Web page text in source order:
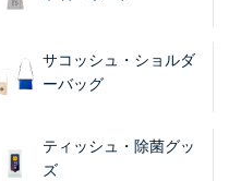
サコッシュ・ショルダ
ーバッグ
ティッシュ・除菌グッ
ズ